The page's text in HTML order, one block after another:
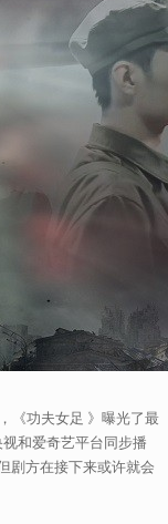
功夫女足 》曝光了最
和爱奇艺平台同步播
剧方在接下来或许就会